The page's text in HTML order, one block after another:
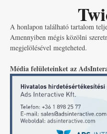
A honlapon található tartalom
Amennyiben mégis közölni
megjelölésével megteheted.
Média felületeinket az